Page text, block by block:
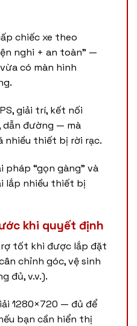
chiếc xe theo
nghi + an toàn” —
có màn hình
giải trí, kết nối
dẫn đường — mà
nhiều thiết bị rời rạc.
pháp “gọn gàng” và
lắp nhiều thiết bị
khi quyết định
tốt khi được lắp đặt
chỉnh góc, vệ sinh
đủ, v.v.).
1280×720 — đủ để
bạn cần hiển thị